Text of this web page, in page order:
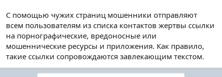
С помощью чужих страниц мошенники отправляют
всем пользователям из списка контактов жертвы ссылки
на порнографические, вредоносные или
мошеннические ресурсы и приложения. Как правило,
такие ссылки сопровождаются завлекающим текстом.